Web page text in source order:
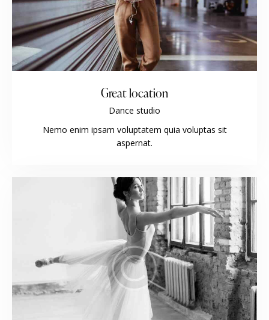
Great location
Dance studio
Nemo enim ipsam voluptatem quia voluptas sit
aspernat.